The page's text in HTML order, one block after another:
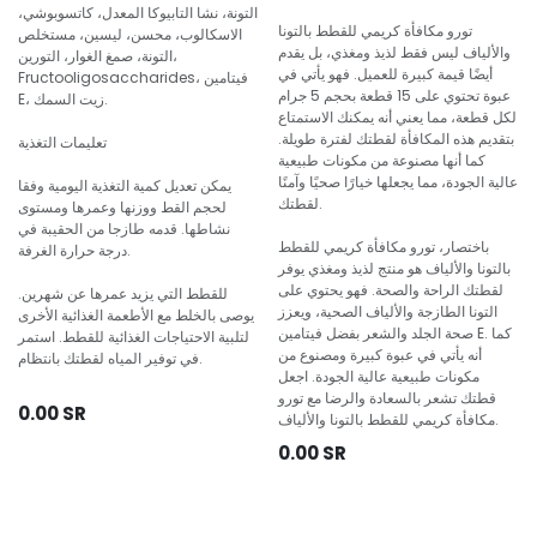
التونة، نشا التابيوكا المعدل، كاتسوبوشي،
الاسكالوب، محسن، ليسين، مستخلص
التونة، صمغ الغوار، التورين،
Fructooligosaccharides، فيتامين
E، زيت السمك.
تعليمات التغذية
يمكن تعديل كمية التغذية اليومية وفقا
لحجم القط ووزنها وعمرها ومستوى
نشاطها. قدمه طازجا من الحقيبة في
درجة حرارة الغرفة.
للقطط التي يزيد عمرها عن شهرين.
يوصى بالخلط مع الأطعمة الغذائية الأخرى
لتلبية الاحتياجات الغذائية للقطط. استمر
في توفير المياه لقطتك بانتظام.
0.00SR
تورو مكافأة كريمي للقطط بالتونا
والألياف ليس فقط لذيذ ومغذي، بل يقدم
أيضًا قيمة كبيرة للعميل. فهو يأتي في
عبوة تحتوي على 15 قطعة بحجم 5 جرام
لكل قطعة، مما يعني أنه يمكنك الاستمتاع
بتقديم هذه المكافأة لقطتك لفترة طويلة.
كما أنها مصنوعة من مكونات طبيعية
عالية الجودة، مما يجعلها خيارًا صحيًا وآمنًا
لقطتك.
باختصار، تورو مكافأة كريمي للقطط
بالتونا والألياف هو منتج لذيذ ومغذي يوفر
لقطتك الراحة والصحة. فهو يحتوي على
التونا الطازجة والألياف الصحية، ويعزز
صحة الجلد والشعر بفضل فيتامين E. كما
أنه يأتي في عبوة كبيرة ومصنوع من
مكونات طبيعية عالية الجودة. اجعل
قطتك تشعر بالسعادة والرضا مع تورو
مكافأة كريمي للقطط بالتونا والألياف.
0.00SR